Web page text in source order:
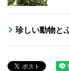
珍しい動物と